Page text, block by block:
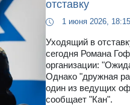
отставку
1 июня 2026, 18:15
Уходящий в
сегодня Романа
организации:
Однако "дружная
один из ведущих
сообщает "Кан".